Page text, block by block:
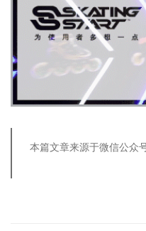
本篇文章来源于微信公众